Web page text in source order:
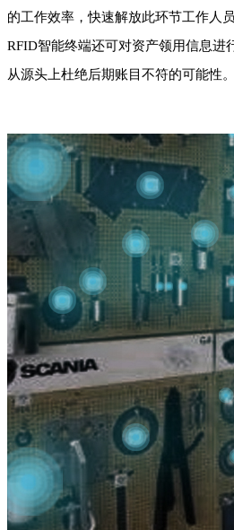
的工作效率，快速解放此环节工作人
RFID智能终端还可对资产领用信息进
从源头上杜绝后期账目不符的可能性。